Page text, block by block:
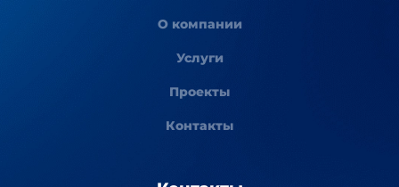
О компании
Услуги
Проекты
Контакты